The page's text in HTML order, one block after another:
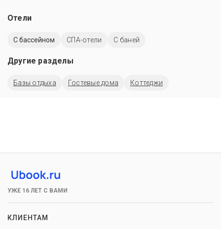
Отели
C бассейном СПА-отели С баней
Другие разделы
Базы отдыха Гостевые дома Коттеджи
УЖЕ 16 ЛЕТ С ВАМИ
КЛИЕНТАМ